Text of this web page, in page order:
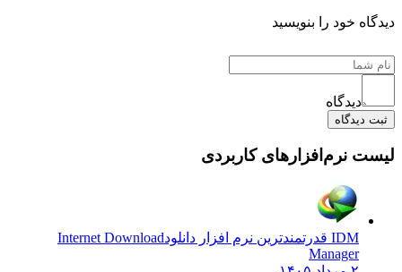
خود را بنویسید
دیدگاه
نرم‌افزارهای کاربردی
Internet Download
Manager